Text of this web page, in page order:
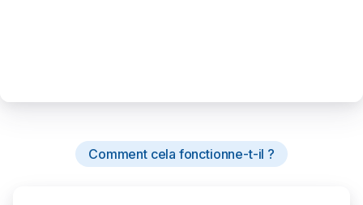
Comment cela fonctionne-t-il ?